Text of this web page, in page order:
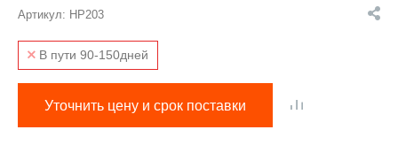
Артикул: HP203
В пути 90-150дней
Уточнить цену и срок поставки